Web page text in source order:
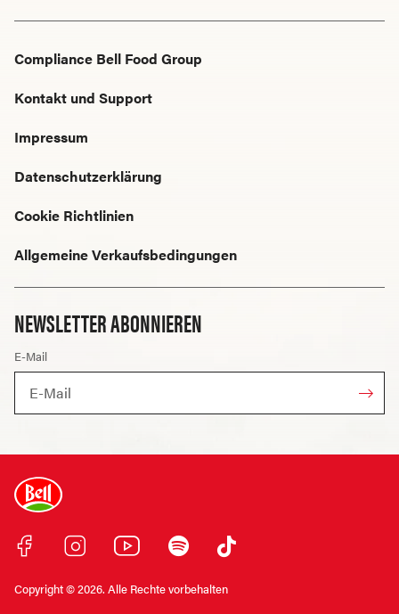
NEWSLETTER ABONNIEREN
E-Mail
Compliance Bell Food Group
Kontakt und Support
Impressum
Datenschutzerklärung
Cookie Richtlinien
Allgemeine Verkaufsbedingungen
Copyright © 2026. Alle Rechte vorbehalten